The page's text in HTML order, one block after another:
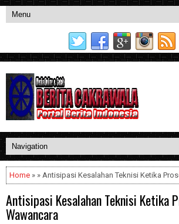
Home » » Antisipasi Kesalahan Teknisi Ketika
Antisipasi Kesalahan Teknisi Ketika
Wawancara